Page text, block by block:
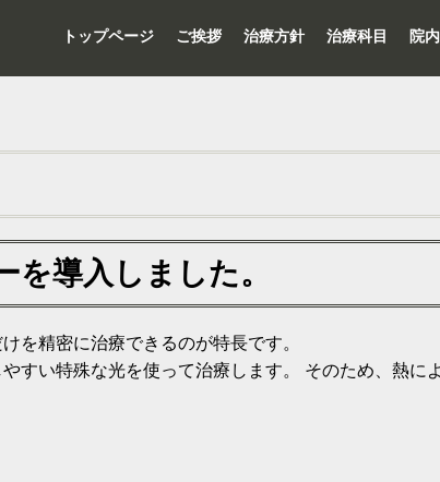
トップページ ご挨拶 治療方針 治療科目 院
を導入しました。
を精密に治療できるのが特長です。
すい特殊な光を使って治療します。 そのため、熱に